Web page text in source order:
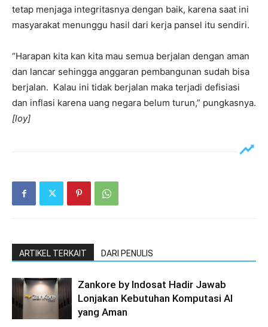
tetap menjaga integritasnya dengan baik, karena saat ini
masyarakat menunggu hasil dari kerja pansel itu sendiri.
“Harapan kita kan kita mau semua berjalan dengan aman
dan lancar sehingga anggaran pembangunan sudah bisa
berjalan. Kalau ini tidak berjalan maka terjadi defisiasi
dan inflasi karena uang negara belum turun,” pungkasnya.
[loy]
ARTIKEL TERKAIT DARI PENULIS
Zankore by Indosat Hadir Jawab
Lonjakan Kebutuhan Komputasi AI
yang Aman